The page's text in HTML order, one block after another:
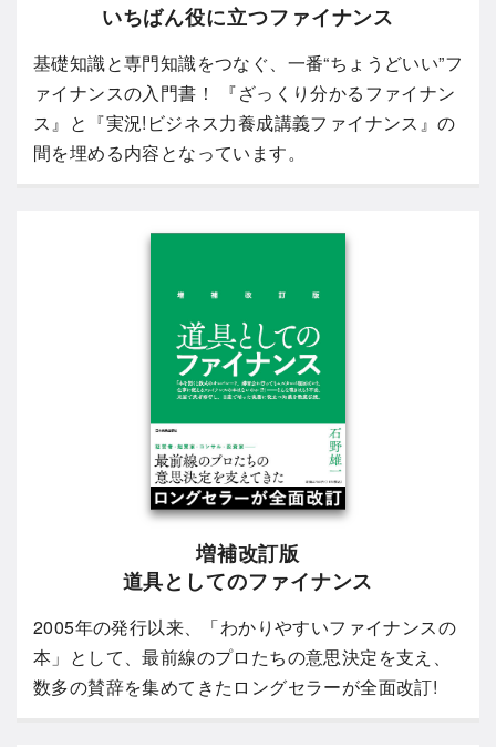
いちばん役に立つファイナンス
基礎知識と専門知識をつなぐ、一番“ちょうどいい”フ
ァイナンスの入門書！ 『ざっくり分かるファイナン
ス』と『実況!ビジネス力養成講義ファイナンス』の
間を埋める内容となっています。
増補改訂版
道具としてのファイナンス
2005年の発行以来、「わかりやすいファイナンスの
本」として、最前線のプロたちの意思決定を支え、
数多の賛辞を集めてきたロングセラーが全面改訂!